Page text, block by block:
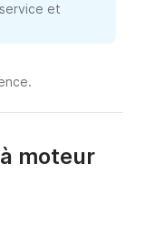
et
moteur